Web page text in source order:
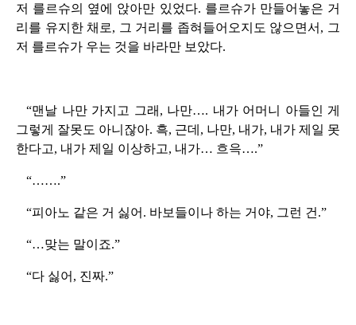
저 를르슈의 옆에 앉아만 있었다. 를르슈가 만들어놓은 거
리를 유지한 채로, 그 거리를 좁혀들어오지도 않으면서, 그
저 를르슈가 우는 것을 바라만 보았다.
“맨날 나만 가지고 그래, 나만…. 내가 어머니 아들인 게
그렇게 잘못도 아니잖아. 흑, 근데, 나만, 내가, 내가 제일 못
한다고, 내가 제일 이상하고, 내가… 흐윽….”
“…….”
“피아노 같은 거 싫어. 바보들이나 하는 거야, 그런 건.”
“…맞는 말이죠.”
“다 싫어, 진짜.”